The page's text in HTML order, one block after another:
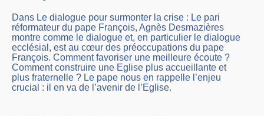
Dans Le dialogue pour surmonter la crise : Le pari
réformateur du pape François, Agnès Desmazières
montre comme le dialogue et, en particulier le dialogue
ecclésial, est au cœur des préoccupations du pape
François. Comment favoriser une meilleure écoute ?
Comment construire une Eglise plus accueillante et
plus fraternelle ? Le pape nous en rappelle l’enjeu
crucial : il en va de l’avenir de l’Eglise.